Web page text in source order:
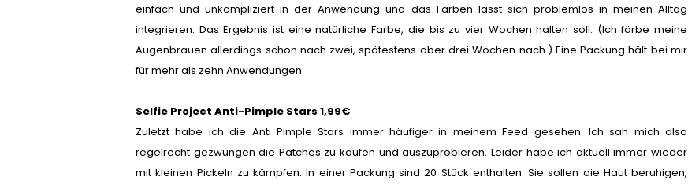
einfach und unkompliziert in der Anwendung und das Färben lässt sich problemlos in meinen Alltag
integrieren. Das Ergebnis ist eine natürliche Farbe, die bis zu vier Wochen halten soll. (Ich färbe meine
Augenbrauen allerdings schon nach zwei, spätestens aber drei Wochen nach.) Eine Packung hält bei mir
für mehr als zehn Anwendungen.
Selfie Project Anti-Pimple Stars 1,99€
Zuletzt habe ich die Anti Pimple Stars immer häufiger in meinem Feed gesehen. Ich sah mich also
regelrecht gezwungen die Patches zu kaufen und auszuprobieren. Leider habe ich aktuell immer wieder
mit kleinen Pickeln zu kämpfen. In einer Packung sind 20 Stück enthalten. Sie sollen die Haut beruhigen,